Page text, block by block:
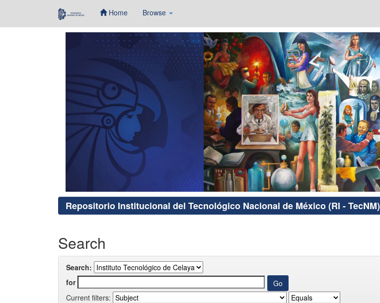
Home Browse
Repositorio Institucional del Tecnológico Nacional de México (RI - TecNM)
Search
Search:
for
Current filters: